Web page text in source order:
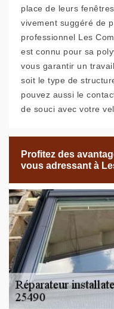
place de leurs
vivement suggéré de
professionnel Les
est connu pour sa
vous garantir un
soit le type de
pouvez aussi le
de souci avec votre
Profitez des
vous adressant à